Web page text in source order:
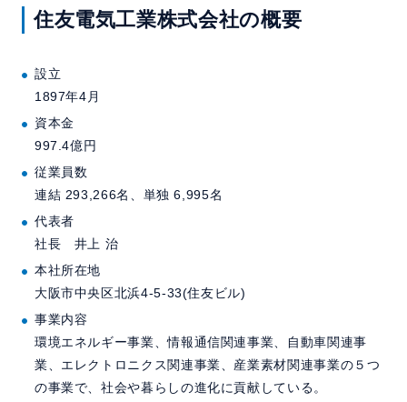
住友電気工業株式会社の概要
設立
1897年4月
資本金
997.4億円
従業員数
連結 293,266名、単独 6,995名
代表者
社長 井上 治
本社所在地
大阪市中央区北浜4-5-33(住友ビル)
事業内容
環境エネルギー事業、情報通信関連事業、自動車関連事
業、エレクトロニクス関連事業、産業素材関連事業の５つ
の事業で、社会や暮らしの進化に貢献している。